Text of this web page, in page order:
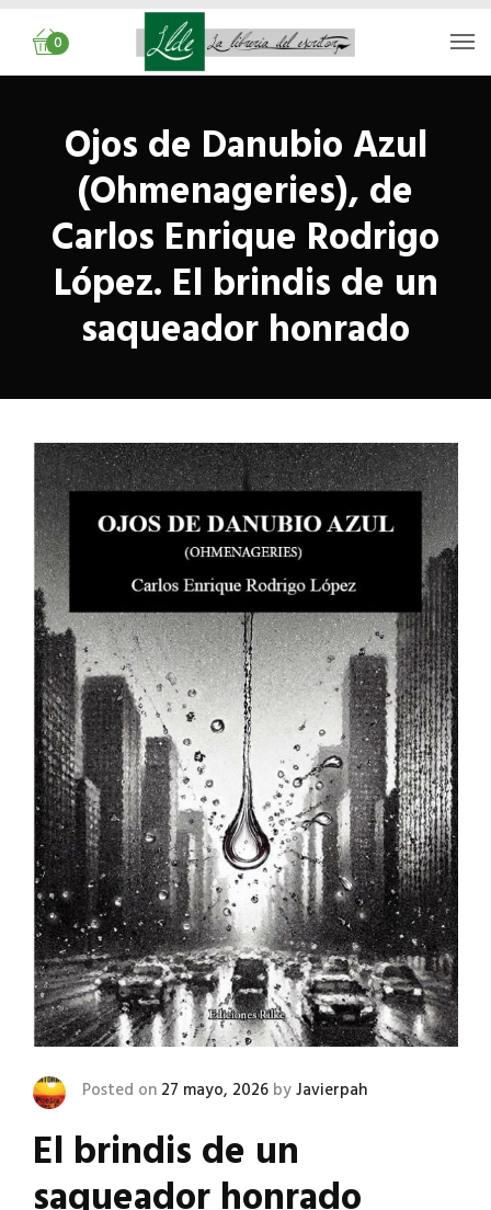
0
Ojos de Danubio Azul
(Ohmenageries), de
Carlos Enrique Rodrigo
López. El brindis de un
saqueador honrado
Posted on 27 mayo, 2026 byJavierpah
El brindis de un